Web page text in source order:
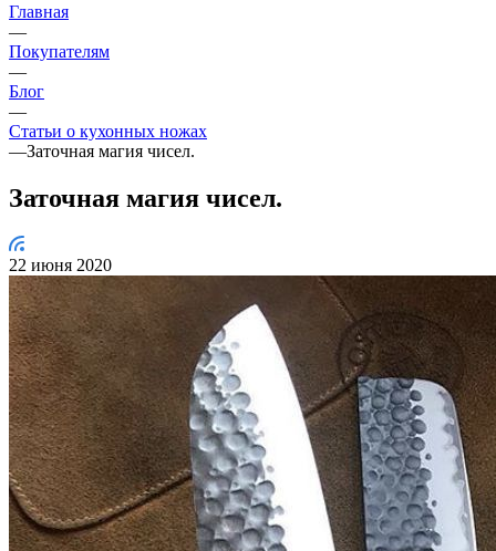
Главная
—
Покупателям
—
Блог
—
Статьи о кухонных ножах
—Заточная магия чисел.
Заточная магия чисел.
22 июня 2020